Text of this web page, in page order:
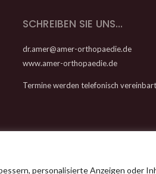
personalisierte Anzeigen oder
SCHREIBEN SIE UNS…
dr.amer@amer-orthopaedie.de
www.amer-orthopaedie.de
Termine werden telefonisch